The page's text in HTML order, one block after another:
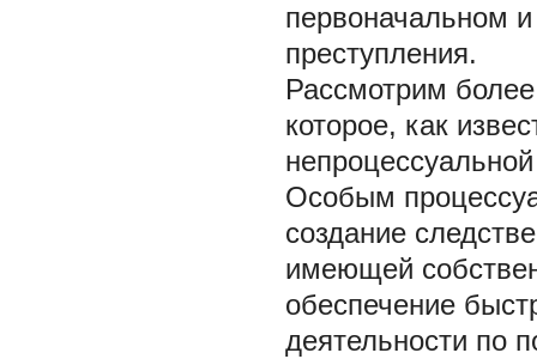
первоначальном
преступления.
Рассмотрим
которое, как
Особым
создание
имеющей
обеспечение
деятельности по